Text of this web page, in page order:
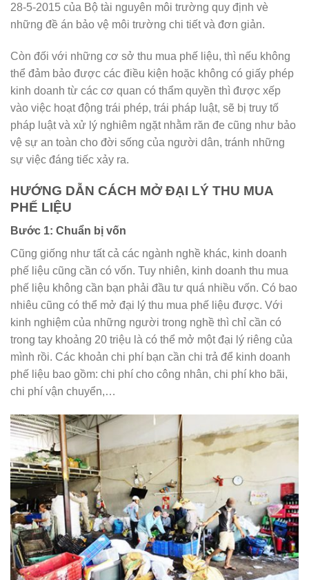
28-5-2015 của Bộ tài nguyên môi trường quy định vè
những đề án bảo vệ môi trường chi tiết và đơn giản.
Còn đối với những cơ sở thu mua phế liệu, thì nếu không
thể đảm bảo được các điều kiện hoặc không có giấy phép
kinh doanh từ các cơ quan có thẩm quyền thì được xếp
vào việc hoạt động trái phép, trái pháp luật, sẽ bị truy tố
pháp luật và xử lý nghiêm ngặt nhằm răn đe cũng như bảo
vệ sự an toàn cho đời sống của người dân, tránh những
sự việc đáng tiếc xảy ra.
HƯỚNG DẪN CÁCH MỞ ĐẠI LÝ THU MUA
PHẾ LIỆU
Bước 1: Chuẩn bị vốn
Cũng giống như tất cả các ngành nghề khác, kinh doanh
phế liệu cũng cần có vốn. Tuy nhiên, kinh doanh thu mua
phế liệu không cần bạn phải đầu tư quá nhiều vốn. Có bao
nhiêu cũng có thể mở đại lý thu mua phế liệu được. Với
kinh nghiệm của những người trong nghề thì chỉ cần có
trong tay khoảng 20 triệu là có thể mở một đại lý riêng của
mình rồi. Các khoản chi phí bạn cần chi trả để kinh doanh
phế liệu bao gồm: chi phí cho công nhân, chi phí kho bãi,
chi phí vận chuyển,…